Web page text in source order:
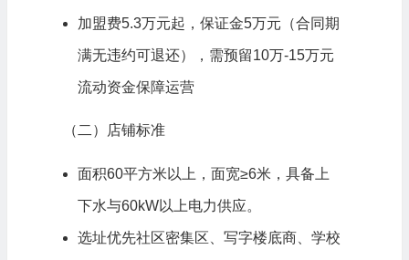
加盟费5.3万元起，保证金5万元（合同期
满无违约可退还），需预留10万-15万元
流动资金保障运营
（二）店铺标准
面积60平方米以上，面宽≥6米，具备上
下水与60kW以上电力供应。
选址优先社区密集区、写字楼底商、学校